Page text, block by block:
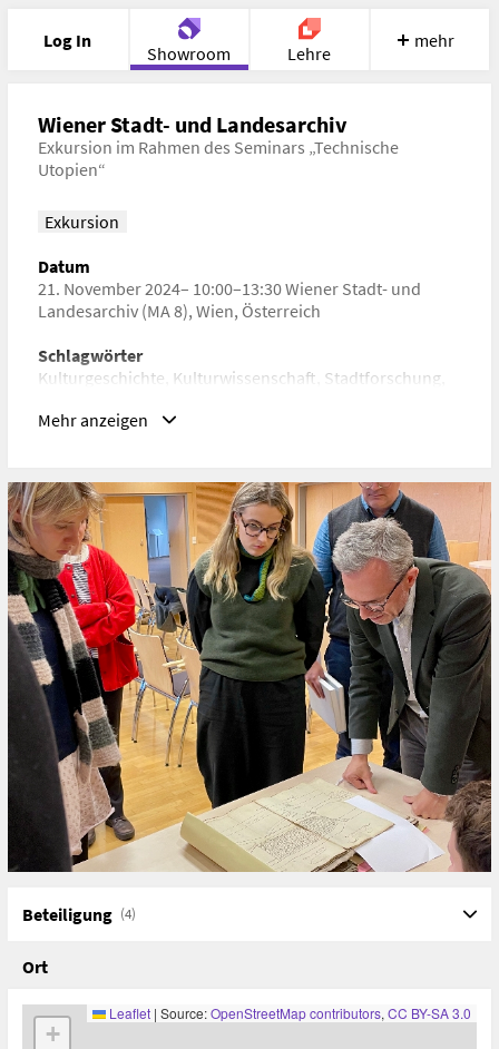
Log In
Showroom Lehre
Portfolio Image Cloud
mehr
Wiener Stadt- und Landesarchiv
Exkursion im Rahmen des Seminars „Technische
Utopien“
Exkursion
Datum
21. November 2024– 10:00–13:30 Wiener Stadt- und
Landesarchiv (MA 8), Wien, Österreich
Schlagwörter
Kulturgeschichte, Kulturwissenschaft, Stadtforschung,
Mehr anzeigen
Beteiligung (4)
Ort
+
Leaflet | Source:OpenStreetMap contributors, CC BY-SA 3.0